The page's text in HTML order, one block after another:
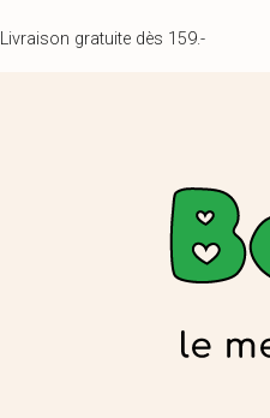
Livraison gratuite dès 159.-